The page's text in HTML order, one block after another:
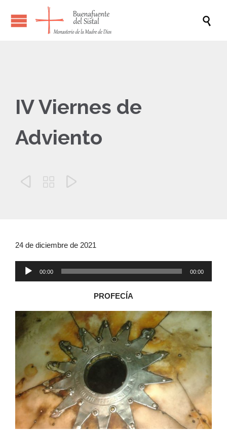

IV Viernes de
Adviento
  
24 de diciembre de 2021
00:00 00:00
PROFECÍA